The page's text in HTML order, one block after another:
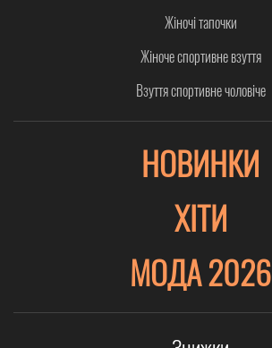
Жіночі тапочки
Жіноче спортивне взуття
Взуття спортивне чоловіче
НОВИНКИ
ХІТИ
МОДА 2026